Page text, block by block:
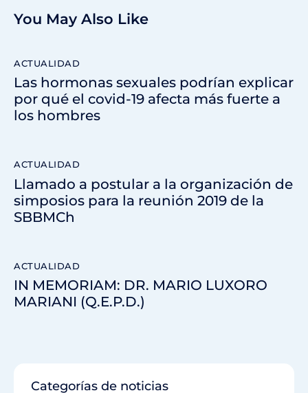
You May Also Like
ACTUALIDAD
Las hormonas sexuales podrían explicar
por qué el covid-19 afecta más fuerte a
los hombres
ACTUALIDAD
Llamado a postular a la organización de
simposios para la reunión 2019 de la
SBBMCh
ACTUALIDAD
IN MEMORIAM: DR. MARIO LUXORO
MARIANI (Q.E.P.D.)
Categorías de noticias